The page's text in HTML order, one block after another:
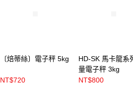
〔焙蒂絲〕電子秤 5kg
NT$720
HD-SK 馬卡龍系
量電子秤 3kg
NT$800